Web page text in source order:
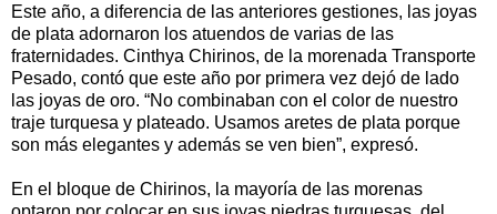
Este año, a diferencia de las anteriores gestiones, las joyas
de plata adornaron los atuendos de varias de las
fraternidades. Cinthya Chirinos, de la morenada Transporte
Pesado, contó que este año por primera vez dejó de lado
las joyas de oro. “No combinaban con el color de nuestro
traje turquesa y plateado. Usamos aretes de plata porque
son más elegantes y además se ven bien”, expresó.
En el bloque de Chirinos, la mayoría de las morenas